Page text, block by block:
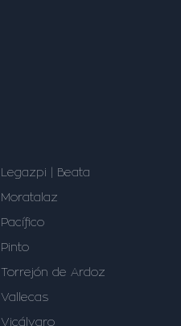
Legazpi | Beata
Moratalaz
Pacífico
Pinto
Torrejón de Ardoz
Vallecas
Vicálvaro